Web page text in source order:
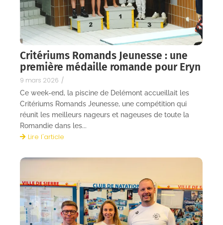
Critériums Romands Jeunesse : une
première médaille romande pour Eryn
9 mars 2026 /
Ce week-end, la piscine de Delémont accueillait les
Critériums Romands Jeunesse, une compétition qui
réunit les meilleurs nageurs et nageuses de toute la
Romandie dans les...
Lire l'article